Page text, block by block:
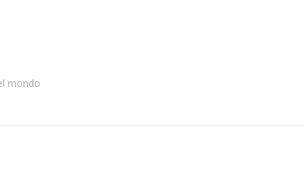
mondo